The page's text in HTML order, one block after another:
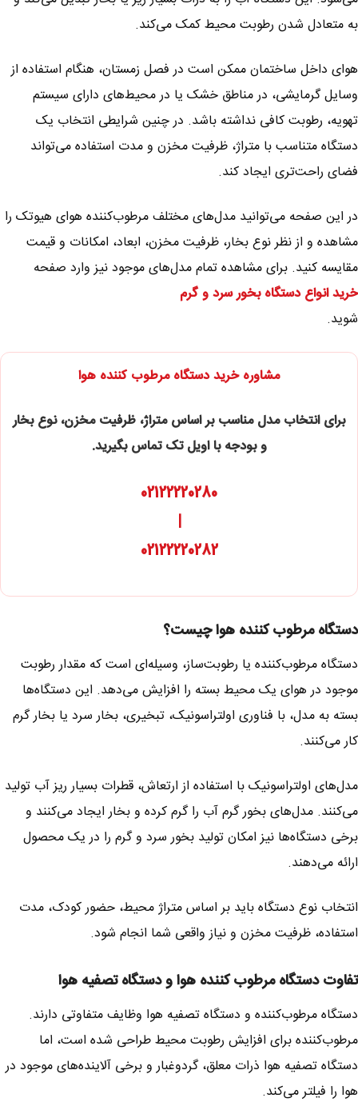
به متعادل شدن رطوبت محیط کمک می‌کند.
هوای داخل ساختمان ممکن است در فصل زمستان، هنگام استفاده از
وسایل گرمایشی، در مناطق خشک یا در محیط‌های دارای سیستم
تهویه، رطوبت کافی نداشته باشد. در چنین شرایطی انتخاب یک
دستگاه متناسب با متراژ، ظرفیت مخزن و مدت استفاده می‌تواند
فضای راحت‌تری ایجاد کند.
در این صفحه می‌توانید مدل‌های مختلف مرطوب‌کننده هوای هیوتک را
مشاهده و از نظر نوع بخار، ظرفیت مخزن، ابعاد، امکانات و قیمت
مقایسه کنید. برای مشاهده تمام مدل‌های موجود نیز وارد صفحه
خرید انواع دستگاه بخور سرد و گرم
شوید.
مشاوره خرید دستگاه مرطوب کننده هوا
برای انتخاب مدل مناسب بر اساس متراژ، ظرفیت مخزن، نوع بخار
و بودجه با اویل تک تماس بگیرید.
02122220280
|
02122220282
دستگاه مرطوب کننده هوا چیست؟
دستگاه مرطوب‌کننده یا رطوبت‌ساز، وسیله‌ای است که مقدار رطوبت
موجود در هوای یک محیط بسته را افزایش می‌دهد. این دستگاه‌ها
بسته به مدل، با فناوری اولتراسونیک، تبخیری، بخار سرد یا بخار گرم
کار می‌کنند.
مدل‌های اولتراسونیک با استفاده از ارتعاش، قطرات بسیار ریز آب تولید
می‌کنند. مدل‌های بخور گرم آب را گرم کرده و بخار ایجاد می‌کنند و
برخی دستگاه‌ها نیز امکان تولید بخور سرد و گرم را در یک محصول
ارائه می‌دهند.
انتخاب نوع دستگاه باید بر اساس متراژ محیط، حضور کودک، مدت
استفاده، ظرفیت مخزن و نیاز واقعی شما انجام شود.
تفاوت دستگاه مرطوب کننده هوا و دستگاه تصفیه هوا
دستگاه مرطوب‌کننده و دستگاه تصفیه هوا وظایف متفاوتی دارند.
مرطوب‌کننده برای افزایش رطوبت محیط طراحی شده است، اما
دستگاه تصفیه هوا ذرات معلق، گردوغبار و برخی آلاینده‌های موجود در
هوا را فیلتر می‌کند.